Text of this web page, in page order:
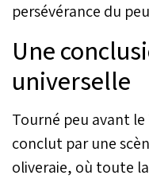
persévérance du
Une
universelle
Tourné peu avant
conclut par une
oliveraie, où toute